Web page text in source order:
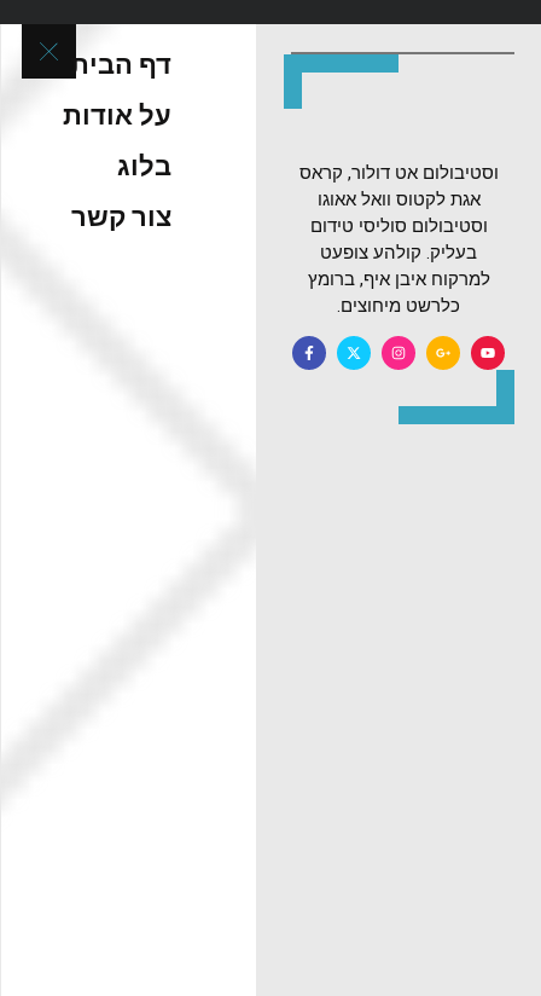
וסטיבולום אט דולור, קראס
אגת לקטוס וואל אאוגו
וסטיבולום סוליסי טידום
בעליק. קולהע צופעט
למרקוח איבן איף, ברומץ
כלרשט מיחוצים.
דף הבית
על אודות
בלוג
צור קשר